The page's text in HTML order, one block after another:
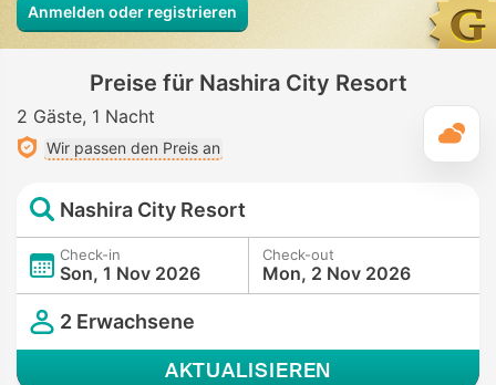
Anmelden oder registrieren
Preise für Nashira City Resort
2 Gäste 1 Nacht
Wir passen den Preis an
Nashira City Resort
Check-in
Son, 1 Nov 2026
Check-out
Mon, 2 Nov 2026
2 Erwachsene
AKTUALISIEREN